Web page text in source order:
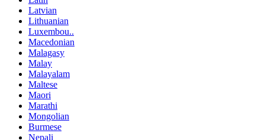
Latvian
Lithuanian
Luxembou..
Macedonian
Malagasy
Malay
Malayalam
Maltese
Maori
Marathi
Mongolian
Burmese
Nepali